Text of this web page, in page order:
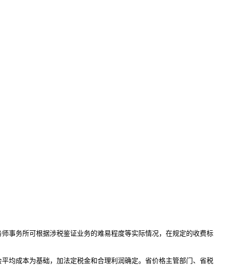
务所可根据涉税鉴证业务的难易程度等实际情况，在规定的收费标
成本为基础，加法定税金和合理利润确定。省价格主管部门、省税